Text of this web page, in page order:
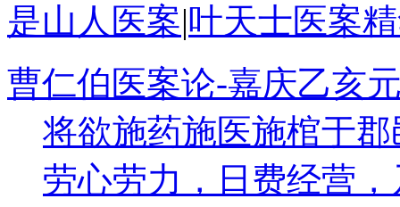
是山人医案|叶天士医案
曹仁伯医案论-嘉庆乙亥
将欲施药施医施棺于
劳心劳力，日费经营